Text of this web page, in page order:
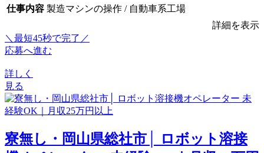
仕事内容 製造マシンの操作 / 自動車系工場
詳細を表示
＼最短45秒で完了／
応募へ進む
詳しく
見る
寮無し・岡山県総社市│ ロボット溶接